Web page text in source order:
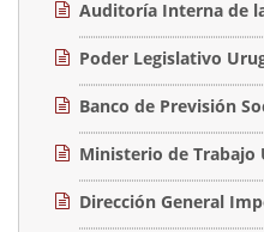
Auditoría Interna de
Poder Legislativo
Banco de Previsión
Ministerio de Trabajo
Dirección General